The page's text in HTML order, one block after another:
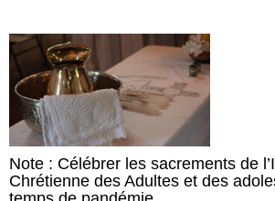
Note : Célébrer les sacrements de
Chrétienne des Adultes et des